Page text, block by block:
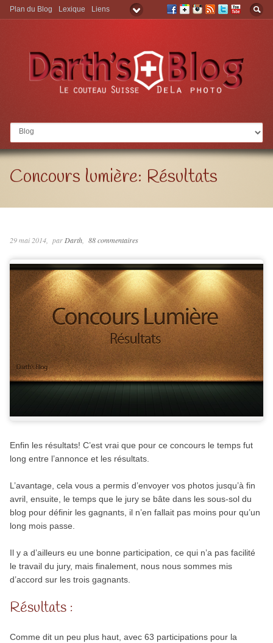
Aller à:
Plan du Blog Lexique Liens
Concours lumière: Résultats
29 mai 2014 parDarth 88 commentaires
Enfin les résultats! C’est vrai que pour ce concours le temps fut
long entre l’annonce et les résultats.
L’avantage, cela vous a permis d’envoyer vos photos jusqu’à fin
avril, ensuite, le temps que le jury se bâte dans les sous-sol du
blog pour définir les gagnants, il n’en fallait pas moins pour qu’un
long mois passe.
Il y a d’ailleurs eu une bonne participation, ce qui n’a pas facilité
le travail du jury, mais finalement, nous nous sommes mis
d’accord sur les trois gagnants.
Résultats :
Comme dit un peu plus haut, avec 63 participations pour la